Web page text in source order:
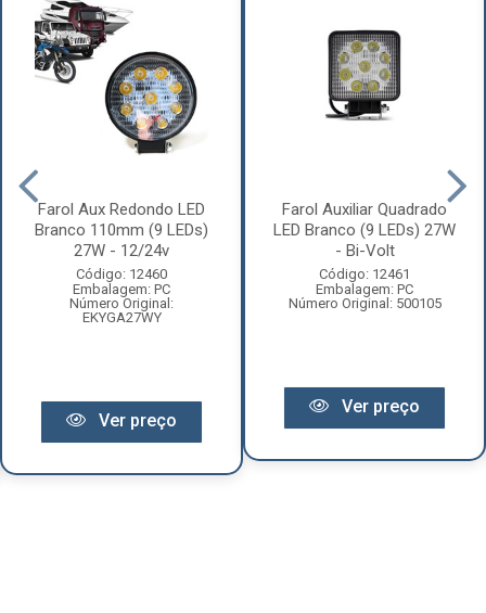
Farol Aux Redondo LED
Branco 110mm (9 LEDs)
27W - 12/24v
Código: 12460
Embalagem: PC
Número Original:
EKYGA27WY
Ver preço
Farol Auxiliar Quadrado
LED Branco (9 LEDs) 27W
- Bi-Volt
Código: 12461
Embalagem: PC
Número Original: 500105
Ver preço